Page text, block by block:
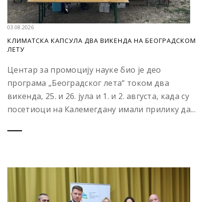
03.08.2026
КЛИМАТСКА КАПСУЛА ДВА ВИКЕНДА НА БЕОГРАДСКОМ
ЛЕТУ
Центар за промоцију науке био је део
програма „Београдског лета“ током два
викенда, 25. и 26. јула и 1. и 2. августа, када су
посетиоци на Калемегдану имали прилику да...